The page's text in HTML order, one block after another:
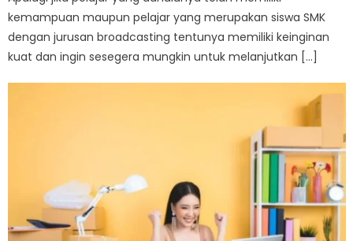
kemampuan maupun pelajar yang merupakan siswa SMK
dengan jurusan broadcasting tentunya memiliki keinginan
kuat dan ingin sesegera mungkin untuk melanjutkan […]